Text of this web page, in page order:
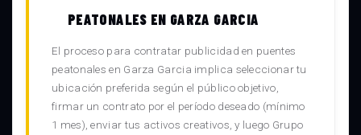
PEATONALES EN GARZA GARCIA
El proceso para contratar publicidad en puentes
peatonales en Garza Garcia implica seleccionar tu
ubicación preferida según el público objetivo,
firmar un contrato por el período deseado (mínimo
1 mes), enviar tus activos creativos, y luego Grupo